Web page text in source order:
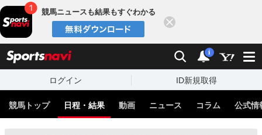
競馬ニュースも結果もすぐわかる
検索 通知
i
ログイン ID新規取得
競馬トップ 日程・結果 動画 ニュース コラム 公式情